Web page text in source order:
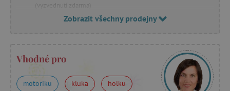
(vyzvednutí zdarma)
Zobrazit všechny prodejny
Vhodné pro
motoriku kluka holku